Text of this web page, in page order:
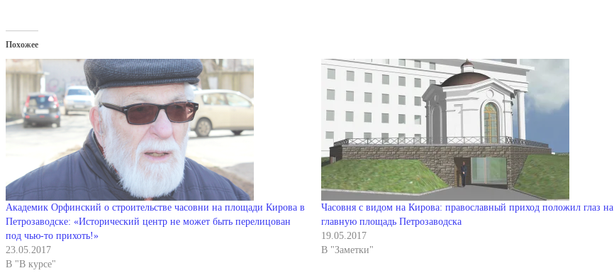
Похожее
Академик Орфинский о строительстве часовни на площади Кирова в
Петрозаводске: «Исторический центр не может быть перелицован
под чью-то прихоть!»
23.05.2017
В "В курсе"
Часовня с видом на Кирова: православный приход положил глаз на
главную площадь Петрозаводска
19.05.2017
В "Заметки"